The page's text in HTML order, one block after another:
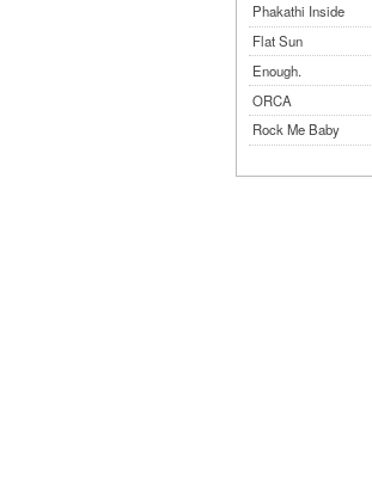
Phakathi Inside
Flat Sun
Enough.
ORCA
Rock Me Baby